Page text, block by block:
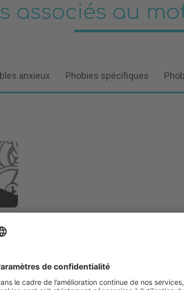
anxieux Phobies spécifiques
associés au